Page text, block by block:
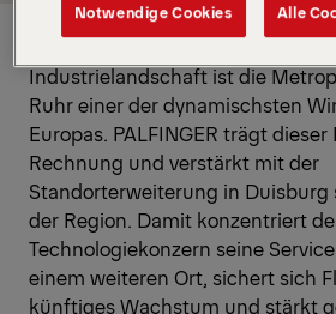
Mit einer Wirtschaftsleistung
Milliarden Euro und einer eng
Industrielandschaft ist die
Ruhr einer der dynamischsten
Europas. PALFINGER trägt
Rechnung und verstärkt mit der
Standorterweiterung in Duisburg
der Region. Damit konzentriert
Technologiekonzern seine
einem weiteren Ort, sichert sich
künftiges Wachstum und stärkt
Notwendige Cookies Alle